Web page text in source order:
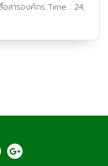
อสารองค์กร Time : 24,